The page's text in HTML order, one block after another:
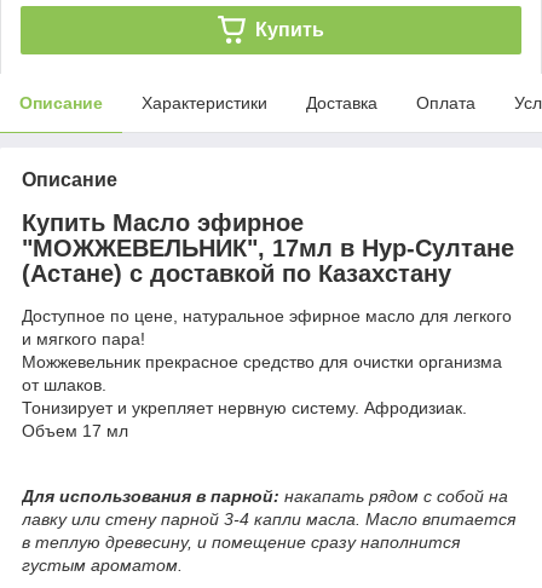
Купить
Описание Характеристики Доставка Оплата
Описание
Купить Масло эфирное
"МОЖЖЕВЕЛЬНИК", 17мл в Нур-Султане
(Астане) с доставкой по Казахстану
Доступное по цене, натуральное эфирное масло для легкого
и мягкого пара!
Можжевельник прекрасное средство для очистки организма
от шлаков.
Тонизирует и укрепляет нервную систему. Афродизиак.
Объем 17 мл
Для использования в парной: накапать рядом с собой на
лавку или стену парной 3-4 капли масла. Масло впитается
в теплую древесину, и помещение сразу наполнится
густым ароматом.